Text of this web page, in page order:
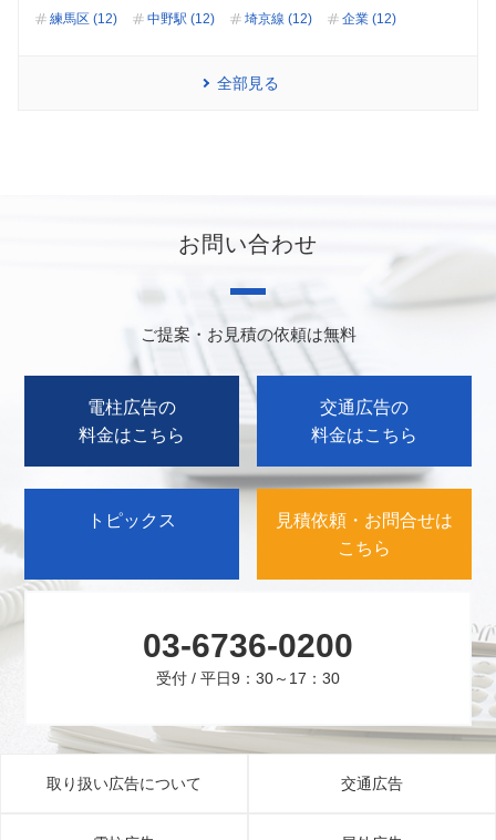
練馬区 (12)
中野駅 (12) 埼京線 (12) 企業 (12)
全部見る
お問い合わせ
ご提案・お見積の依頼は無料
電柱広告の
料金はこちら
交通広告の
料金はこちら
トピックス
見積依頼・お問合せは
こちら
03-6736-0200
受付 / 平日9：30～17：30
取り扱い広告について 交通広告